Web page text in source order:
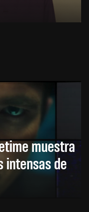
muestra
intensas de